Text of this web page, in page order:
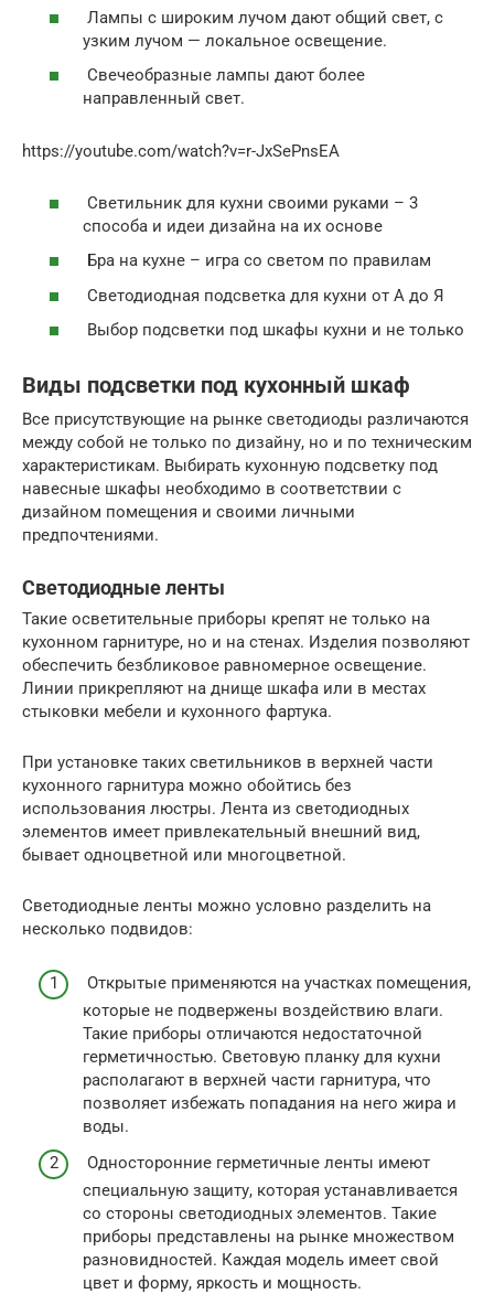
Лампы с широким лучом дают общий свет, с
узким лучом — локальное освещение.
Свечеобразные лампы дают более
направленный свет.
https://youtube.com/watch?v=r-JxSePnsEA
Светильник для кухни своими руками – 3
способа и идеи дизайна на их основе
Бра на кухне – игра со светом по правилам
Светодиодная подсветка для кухни от А до Я
Выбор подсветки под шкафы кухни и не только
Виды подсветки под кухонный шкаф
Все присутствующие на рынке светодиоды различаются
между собой не только по дизайну, но и по техническим
характеристикам. Выбирать кухонную подсветку под
навесные шкафы необходимо в соответствии с
дизайном помещения и своими личными
предпочтениями.
Светодиодные ленты
Такие осветительные приборы крепят не только на
кухонном гарнитуре, но и на стенах. Изделия позволяют
обеспечить безбликовое равномерное освещение.
Линии прикрепляют на днище шкафа или в местах
стыковки мебели и кухонного фартука.
При установке таких светильников в верхней части
кухонного гарнитура можно обойтись без
использования люстры. Лента из светодиодных
элементов имеет привлекательный внешний вид,
бывает одноцветной или многоцветной.
Светодиодные ленты можно условно разделить на
несколько подвидов:
Открытые применяются на участках помещения,
которые не подвержены воздействию влаги.
Такие приборы отличаются недостаточной
герметичностью. Световую планку для кухни
располагают в верхней части гарнитура, что
позволяет избежать попадания на него жира и
воды.
Односторонние герметичные ленты имеют
специальную защиту, которая устанавливается
со стороны светодиодных элементов. Такие
приборы представлены на рынке множеством
разновидностей. Каждая модель имеет свой
цвет и форму, яркость и мощность.